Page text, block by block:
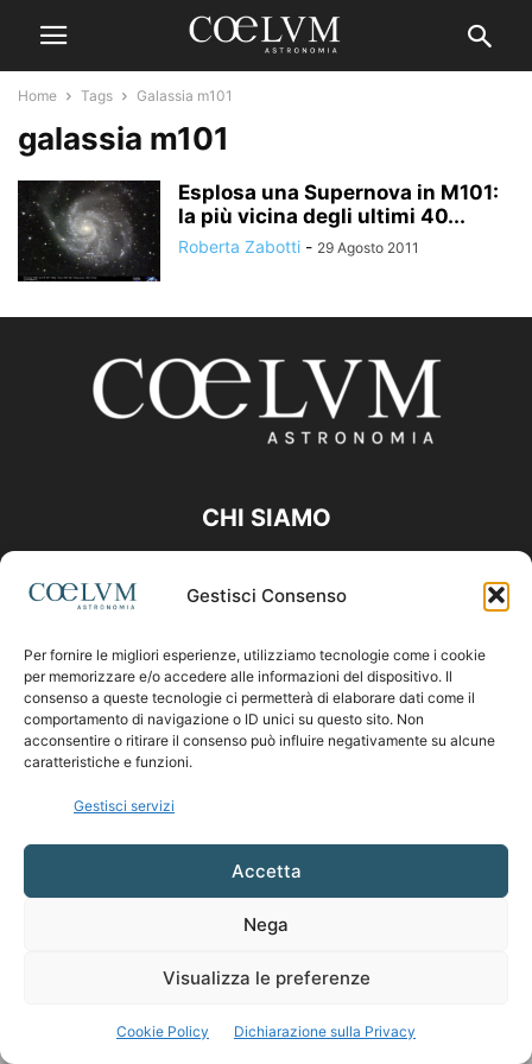
Gestisci Consenso
Per fornire le migliori esperienze, utilizziamo tecnologie come i cookie
per memorizzare e/o accedere alle informazioni del dispositivo. Il
consenso a queste tecnologie ci permetterà di elaborare dati come il
comportamento di navigazione o ID unici su questo sito. Non
acconsentire o ritirare il consenso può influire negativamente su alcune
caratteristiche e funzioni.
Gestisci servizi
Accetta
Nega
Visualizza le preferenze
Cookie Policy Dichiarazione sulla Privacy
Home Tags Galassia m101
galassia m101
Esplosa una Supernova in M101:
la più vicina degli ultimi 40...
Roberta Zabotti - 29 Agosto 2011
CHI SIAMO
Contattaci:coelumastro@coelum.com
SEGUICI